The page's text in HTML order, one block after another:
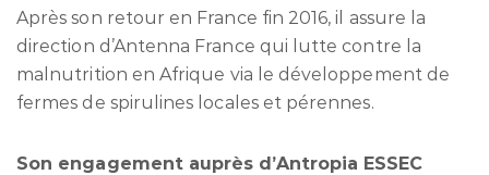
Après son retour en France fin 2016, il assure la
direction d’Antenna France qui lutte contre la
malnutrition en Afrique via le développement de
fermes de spirulines locales et pérennes.
Son engagement auprès d’Antropia ESSEC